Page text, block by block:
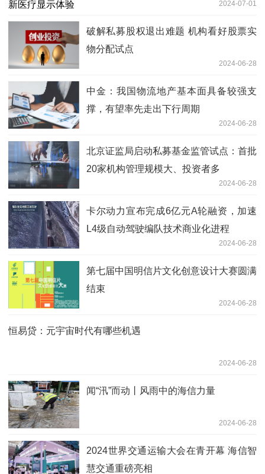
2024-07-01
破解私募股权退出难题 机构看好股票实
物分配试点
2024-06-28
中金：我国物流地产基本面具备较强支
撑，有望率先走出下行周期
2024-06-28
北京证监局启动私募基金监管试点：首批
20家机构管理规模大、投资者多
2024-06-28
卡尔动力宣布完成6亿元A轮融资，加速
L4级自动驾驶编队技术商业化进程
2024-06-28
第七届中国明信片文化创意设计大赛圆满
结束
2024-06-28
恒易贷：元宇宙时代有哪些机遇
2024-06-28
闻“汛”而动丨风雨中的海信力量
2024-06-28
2024世界交通运输大会在青开幕 海信智
慧交通重磅亮相